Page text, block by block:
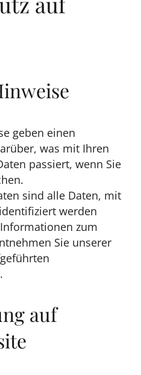
geben einen
was mit Ihren
passiert, wenn Sie
sind alle Daten, mit
werden
zum
Sie unserer
auf